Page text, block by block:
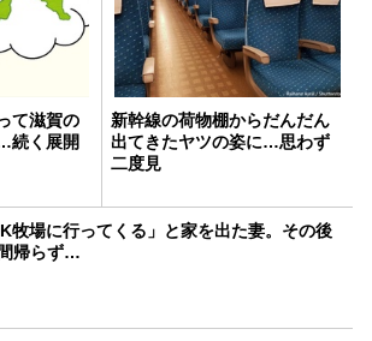
て滋賀の
続く展開
新幹線の荷物棚からだんだん
出てきたヤツの姿に…思わず
二度見
牧場に行ってくる」と家を出た妻。その後
帰らず…